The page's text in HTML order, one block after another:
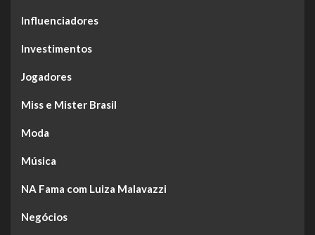
Influenciadores
Investimentos
Jogadores
Miss e Mister Brasil
Moda
Música
NA Fama com Luiza Malavazzi
Negócios